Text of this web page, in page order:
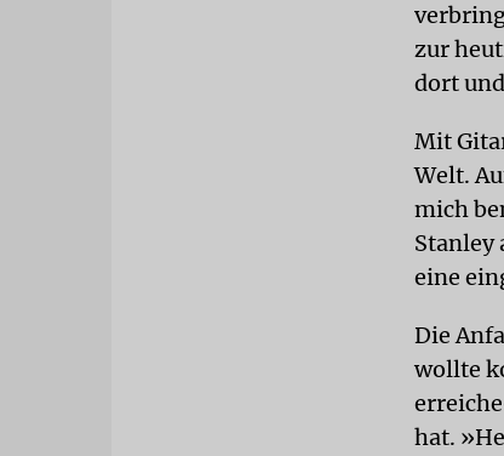
zur
dort
Mit
Welt.
mich
Stanley
eine
Die
wollte
hat.